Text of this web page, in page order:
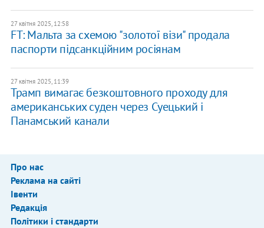
27 квітня 2025, 12:58
FT: Мальта за схемою "золотої візи" продала
паспорти підсанкційним росіянам
27 квітня 2025, 11:39
Трамп вимагає безкоштовного проходу для
американських суден через Суецький і
Панамський канали
Про нас
Реклама на сайті
Івенти
Редакція
Політики і стандарти